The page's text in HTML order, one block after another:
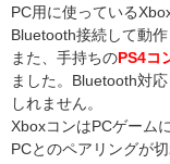
PC用に使っている
Bluetooth接続して動作
また、手持ちの PS4コ
ました。Bluetooth対
しれません。
XboxコンはPCゲーム
PCとのペアリングが